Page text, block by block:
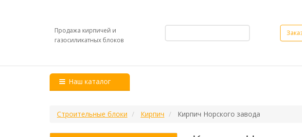
Продажа кирпичей и
газосиликатных блоков
Наш каталог
Строительные блоки Кирпич Кирпич Норского завода